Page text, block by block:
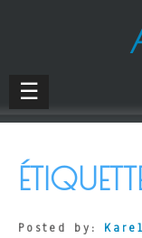
☰
Posted by: